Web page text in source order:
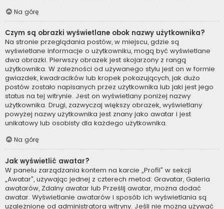
Na górę
Czym są obrazki wyświetlane obok nazwy użytkownika?
Na stronie przeglądania postów, w miejscu, gdzie są
wyświetlane informacje o użytkowniku, mogą być wyświetlane
dwa obrazki. Pierwszy obrazek jest skojarzony z rangą
użytkownika. W zależności od używanego stylu jest on w formie
gwiazdek, kwadracików lub kropek pokazujących, jak dużo
postów zostało napisanych przez użytkownika lub jaki jest jego
status na tej witrynie. Jest on wyświetlany poniżej nazwy
użytkownika. Drugi, zazwyczaj większy obrazek, wyświetlany
powyżej nazwy użytkownika jest znany jako awatar i jest
unikatowy lub osobisty dla każdego użytkownika.
Na górę
Jak wyświetlić awatar?
W panelu zarządzania kontem na karcie „Profil” w sekcji
„Awatar”, używając jednej z czterech metod: Gravatar, Galeria
awatarów, Zdalny awatar lub Prześlij awatar, można dodać
awatar. Wyświetlanie awatarów i sposób ich wyświetlania są
uzależnione od administratora witryny. Jeśli nie można używać